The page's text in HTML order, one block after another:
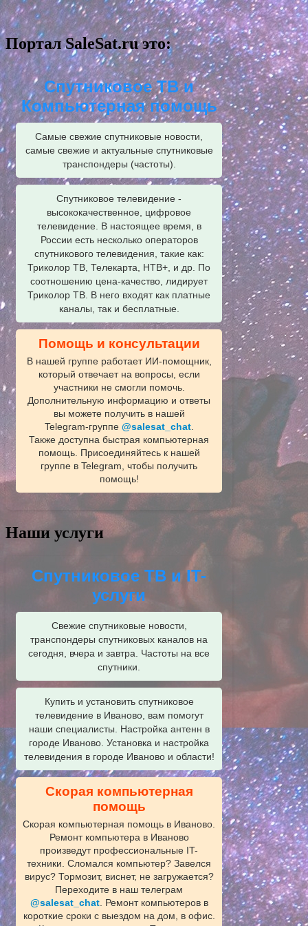
Портал SaleSat.ru это:
Спутниковое ТВ и
Компьютерная помощь
Самые свежие спутниковые новости,
самые свежие и актуальные спутниковые
транспондеры (частоты).
Спутниковое телевидение -
высококачественное, цифровое
телевидение. В настоящее время, в
России есть несколько операторов
спутникового телевидения, такие как:
Триколор ТВ, Телекарта, НТВ+, и др. По
соотношению цена-качество, лидирует
Триколор ТВ. В него входят как платные
каналы, так и бесплатные.
Помощь и консультации
В нашей группе работает ИИ‑помощник,
который отвечает на вопросы, если
участники не смогли помочь.
Дополнительную информацию и ответы
вы можете получить в нашей
Telegram‑группе @salesat_chat.
Также доступна быстрая компьютерная
помощь. Присоединяйтесь к нашей
группе в Telegram, чтобы получить
помощь!
Наши услуги
Спутниковое ТВ и IT-
услуги
Свежие спутниковые новости,
транспондеры спутниковых каналов на
сегодня, вчера и завтра. Частоты на все
спутники.
Купить и установить спутниковое
телевидение в Иваново, вам помогут
наши специалисты. Настройка антенн в
городе Иваново. Установка и настройка
телевидения в городе Иваново и области!
Скорая компьютерная
помощь
Скорая компьютерная помощь в Иваново.
Ремонт компьютера в Иваново
произведут профессиональные IT-
техники. Сломался компьютер? Завелся
вирус? Тормозит, виснет, не загружается?
Переходите в наш телеграм
@salesat_chat. Ремонт компьютеров в
короткие сроки с выездом на дом, в офис.